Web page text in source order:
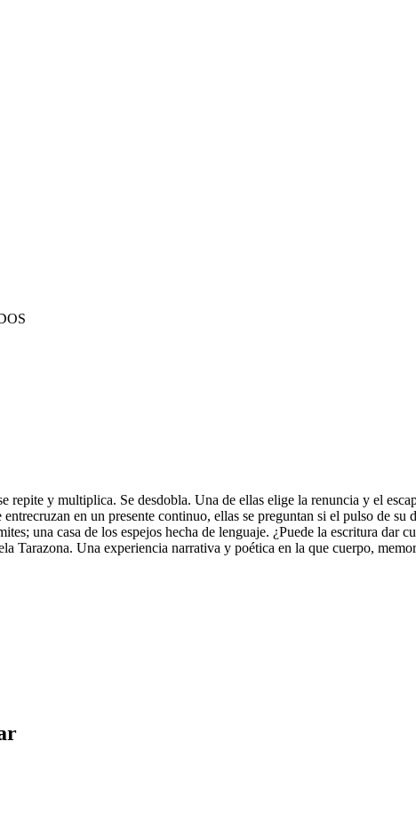
repite y multiplica. Se desdobla. Una de ellas elige la renuncia y el
entrecruzan en un presente continuo, ellas se preguntan si el pulso de
una casa de los espejos hecha de lenguaje. ¿Puede la escritura dar
Tarazona. Una experiencia narrativa y poética en la que cuerpo,